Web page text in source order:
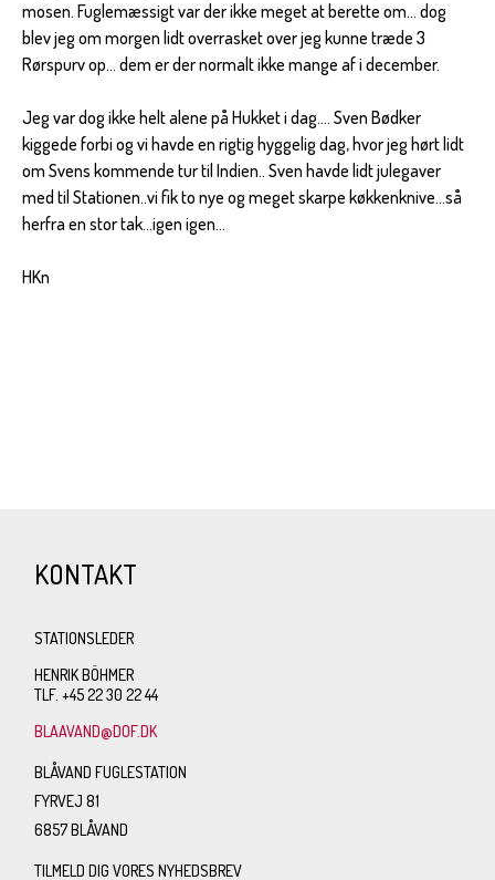
mosen. Fuglemæssigt var der ikke meget at berette om... dog
blev jeg om morgen lidt overrasket over jeg kunne træde 3
Rørspurv op... dem er der normalt ikke mange af i december.
Jeg var dog ikke helt alene på Hukket i dag.... Sven Bødker
kiggede forbi og vi havde en rigtig hyggelig dag, hvor jeg hørt lidt
om Svens kommende tur til Indien.. Sven havde lidt julegaver
med til Stationen..vi fik to nye og meget skarpe køkkenknive...så
herfra en stor tak...igen igen...
HKn
KONTAKT
STATIONSLEDER
HENRIK BÖHMER
TLF. +45 22 30 22 44
BLAAVAND@DOF.DK
BLÅVAND FUGLESTATION
FYRVEJ 81
6857 BLÅVAND
TILMELD DIG VORES NYHEDSBREV